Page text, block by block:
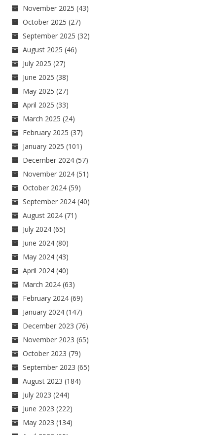
November 2025 (43)
October 2025 (27)
September 2025 (32)
August 2025 (46)
July 2025 (27)
June 2025 (38)
May 2025 (27)
April 2025 (33)
March 2025 (24)
February 2025 (37)
January 2025 (101)
December 2024 (57)
November 2024 (51)
October 2024 (59)
September 2024 (40)
August 2024 (71)
July 2024 (65)
June 2024 (80)
May 2024 (43)
April 2024 (40)
March 2024 (63)
February 2024 (69)
January 2024 (147)
December 2023 (76)
November 2023 (65)
October 2023 (79)
September 2023 (65)
August 2023 (184)
July 2023 (244)
June 2023 (222)
May 2023 (134)